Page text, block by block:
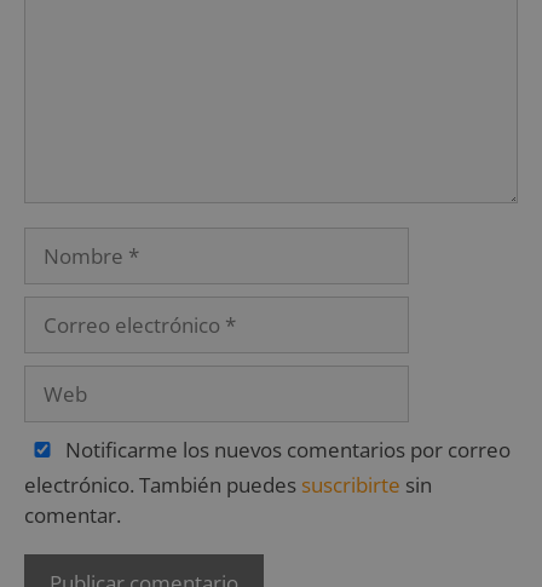
Notificarme los nuevos comentarios por correo
electrónico. También puedes suscribirte sin
comentar.